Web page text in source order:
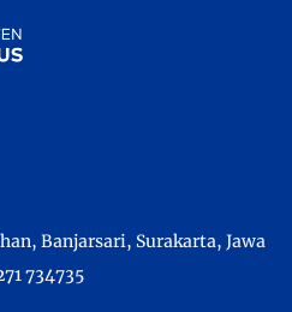
Banjarsari, Surakarta, Jawa
734735